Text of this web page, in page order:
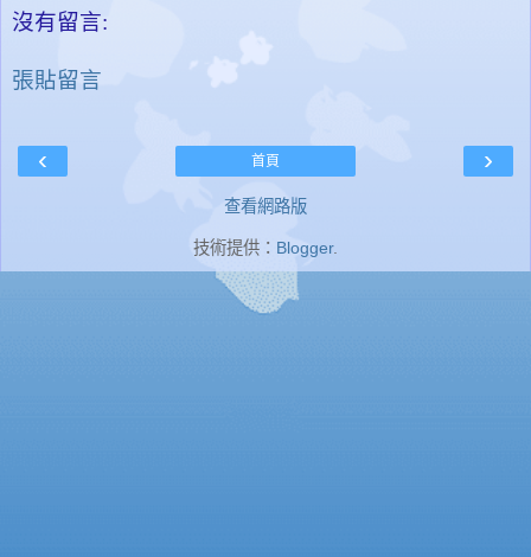
沒有留言:
張貼留言
‹ ›
首頁
查看網路版
技術提供： Blogger.